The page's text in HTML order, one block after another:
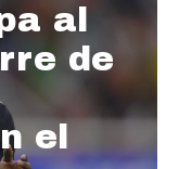
al
de
el